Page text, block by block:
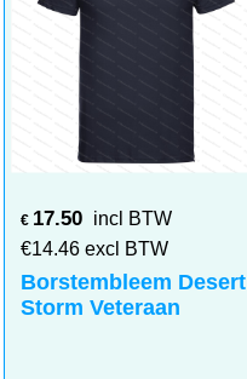
€ 17.50 incl BTW
€14.46 excl BTW
Borstembleem Desert
Storm Veteraan